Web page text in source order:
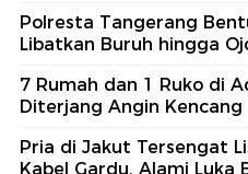
Polresta Tangerang
Libatkan Buruh hingga
7 Rumah dan 1 Ruko di
Diterjang Angin Kencang
Pria di Jakut Tersengat
Kabel Gardu, Alami Luka